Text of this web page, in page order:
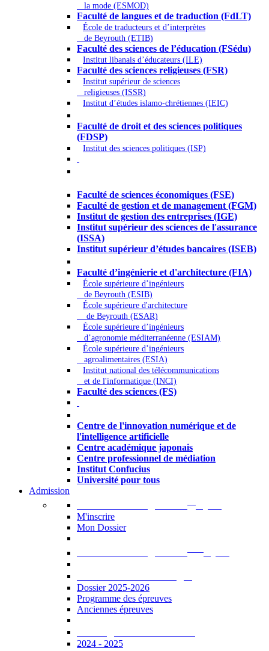
la mode (ESMOD)
Faculté de langues et de traduction (FdLT)
École de traducteurs et d’interprètes
de Beyrouth (ETIB)
Faculté des sciences de l’éducation (FSédu)
Institut libanais d’éducateurs (ILE)
Faculté des sciences religieuses (FSR)
Institut supérieur de sciences
religieuses (ISSR)
Institut d’études islamo-chrétiennes (IEIC)
Faculté de droit et des sciences politiques
(FDSP)
Institut des sciences politiques (ISP)
Faculté de sciences économiques (FSE)
Faculté de gestion et de management (FGM)
Institut de gestion des entreprises (IGE)
Institut supérieur des sciences de l'assurance
(ISSA)
Institut supérieur d’études bancaires (ISEB)
Faculté d’ingénierie et d'architecture (FIA)
École supérieure d’ingénieurs
de Beyrouth (ESIB)
École supérieure d'architecture
de Beyrouth (ESAR)
École supérieure d’ingénieurs
d’agronomie méditerranéenne (ESIAM)
École supérieure d’ingénieurs
agroalimentaires (ESIA)
Institut national des télécommunications
et de l'informatique (INCI)
Faculté des sciences (FS)
Centre de l'innovation numérique et de
l'intelligence artificielle
Centre académique japonais
Centre professionnel de médiation
Institut Confucius
Université pour tous
Admission
M'inscrire
Mon Dossier
Dossier 2025-2026
Programme des épreuves
Anciennes épreuves
2024 - 2025